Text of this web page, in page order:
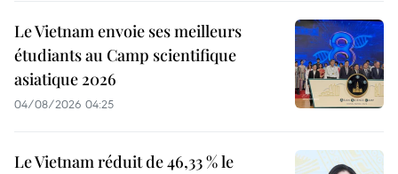
Le Vietnam envoie ses meilleurs
étudiants au Camp scientifique
asiatique 2026
04/08/2026 04:25
Le Vietnam réduit de 46,33 % le